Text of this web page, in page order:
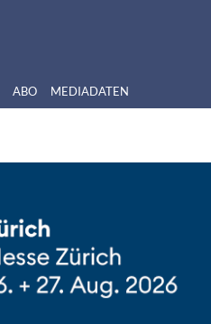
ABO MEDIADATEN